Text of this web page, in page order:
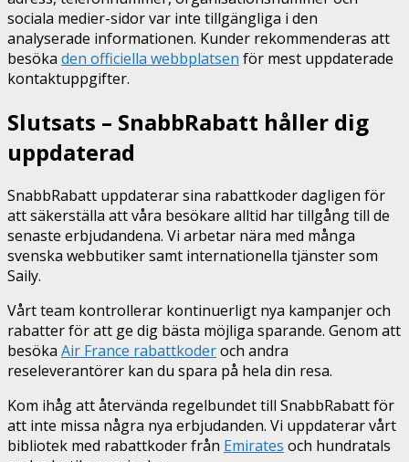
sociala medier-sidor var inte tillgängliga i den
analyserade informationen. Kunder rekommenderas att
besöka den officiella webbplatsen för mest uppdaterade
kontaktuppgifter.
Slutsats – SnabbRabatt håller dig
uppdaterad
SnabbRabatt uppdaterar sina rabattkoder dagligen för
att säkerställa att våra besökare alltid har tillgång till de
senaste erbjudandena. Vi arbetar nära med många
svenska webbutiker samt internationella tjänster som
Saily.
Vårt team kontrollerar kontinuerligt nya kampanjer och
rabatter för att ge dig bästa möjliga sparande. Genom att
besöka Air France rabattkoderoch andra
reseleverantörer kan du spara på hela din resa.
Kom ihåg att återvända regelbundet till SnabbRabatt för
att inte missa några nya erbjudanden. Vi uppdaterar vårt
bibliotek med rabattkoder från Emirates och hundratals